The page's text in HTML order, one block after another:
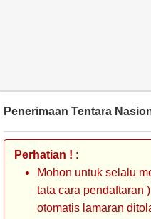
Penerimaan Tentara
Perhatian ! :
Mohon untuk selalu
tata cara pendaftaran
otomatis lamaran